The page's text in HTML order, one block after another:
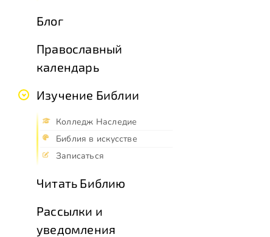
Блог
Православный
календарь
Изучение Библии
Колледж Наследие
Библия в искусстве
Записаться
Читать Библию
Рассылки и
уведомления